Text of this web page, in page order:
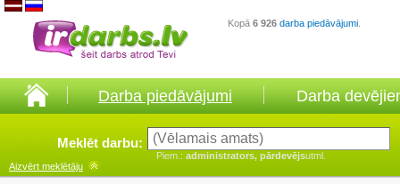
Kopā 6 926 darba piedāvājumi
Darba piedāvājumi Darba
Meklēt darbu:
Piem.: administrators, pārdevējsutml.
Aizvērt meklētāju